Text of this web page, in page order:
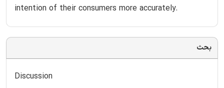
intention of their consumers more accurately.
بحث
Discussion